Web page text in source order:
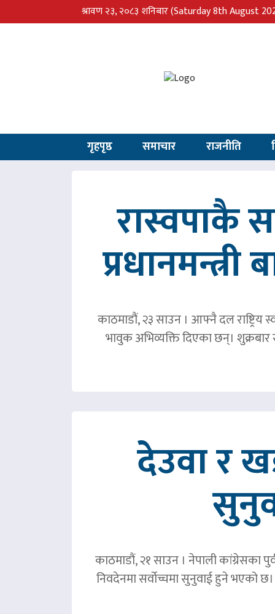
श्रावण २३, २०८३ शनिबार(Saturday 8th August
गृहपृष्ठ समाचार राजनीति
रास्वपाकै
काठमाडौं, २३ साउन । आफ्नै दल राष्ट्रिय
भावुक अभिव्यक्ति दिएका छन्।
देउवा र
काठमाडौं, २१ साउन । नेपाली कांग्रेसका
निवदेनमा सर्वोच्चमा सुनुवाई हुने भएको छ।